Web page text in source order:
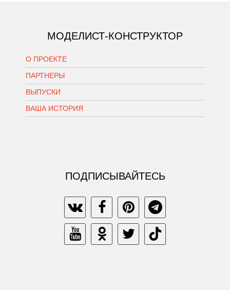
МОДЕЛИСТ-КОНСТРУКТОР
О ПРОЕКТЕ
ПАРТНЕРЫ
ВЫПУСКИ
ВАША ИСТОРИЯ
ПОДПИСЫВАЙТЕСЬ